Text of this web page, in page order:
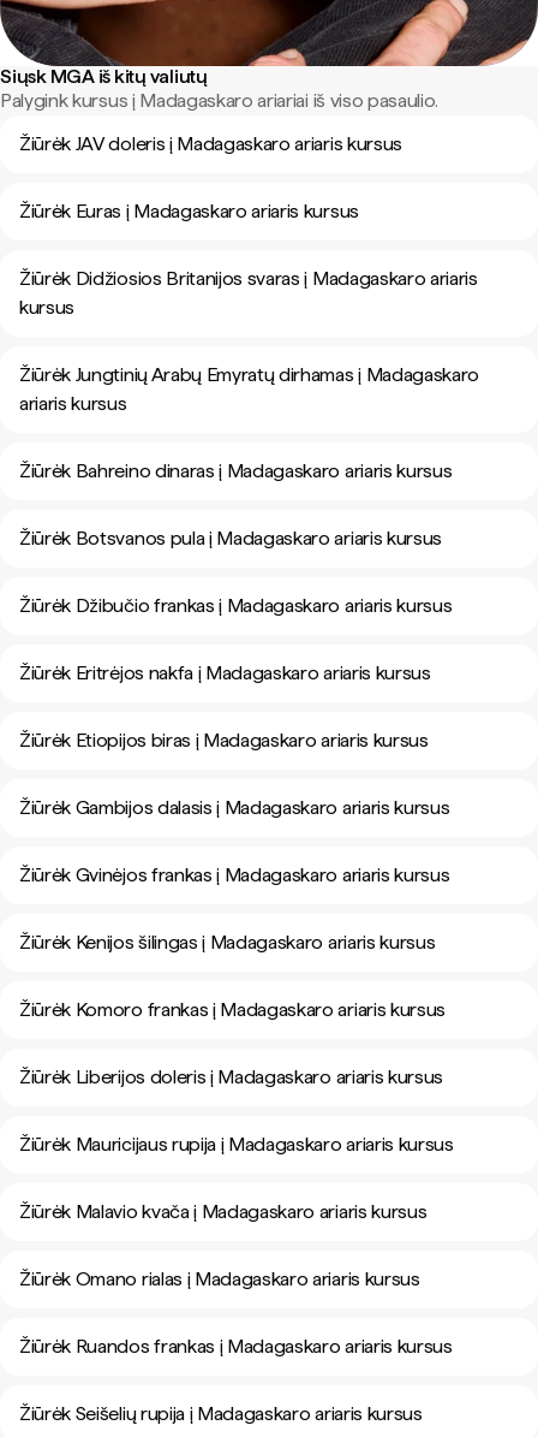
Siųsk MGA iš kitų valiutų
Palygink kursus į Madagaskaro ariariai iš viso pasaulio.
Žiūrėk JAV doleris į Madagaskaro ariaris kursus
Žiūrėk Euras į Madagaskaro ariaris kursus
Žiūrėk Didžiosios Britanijos svaras į Madagaskaro ariaris
kursus
Žiūrėk Jungtinių Arabų Emyratų dirhamas į Madagaskaro
ariaris kursus
Žiūrėk Bahreino dinaras į Madagaskaro ariaris kursus
Žiūrėk Botsvanos pula į Madagaskaro ariaris kursus
Žiūrėk Džibučio frankas į Madagaskaro ariaris kursus
Žiūrėk Eritrėjos nakfa į Madagaskaro ariaris kursus
Žiūrėk Etiopijos biras į Madagaskaro ariaris kursus
Žiūrėk Gambijos dalasis į Madagaskaro ariaris kursus
Žiūrėk Gvinėjos frankas į Madagaskaro ariaris kursus
Žiūrėk Kenijos šilingas į Madagaskaro ariaris kursus
Žiūrėk Komoro frankas į Madagaskaro ariaris kursus
Žiūrėk Liberijos doleris į Madagaskaro ariaris kursus
Žiūrėk Mauricijaus rupija į Madagaskaro ariaris kursus
Žiūrėk Malavio kvača į Madagaskaro ariaris kursus
Žiūrėk Omano rialas į Madagaskaro ariaris kursus
Žiūrėk Ruandos frankas į Madagaskaro ariaris kursus
Žiūrėk Seišelių rupija į Madagaskaro ariaris kursus